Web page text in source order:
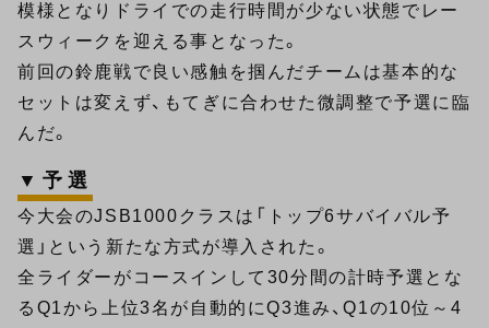
模様となりドライでの走行時間が少ない状態でレー
スウィークを迎える事となった。
前回の鈴鹿戦で良い感触を掴んだチームは基本的な
セットは変えず、もてぎに合わせた微調整で予選に臨
んだ。
▼予選
今大会のJSB1000クラスは「トップ6サバイバル予
選」という新たな方式が導入された。
全ライダーがコースインして30分間の計時予選とな
るQ1から上位3名が自動的にQ3進み、Q1の10位～4